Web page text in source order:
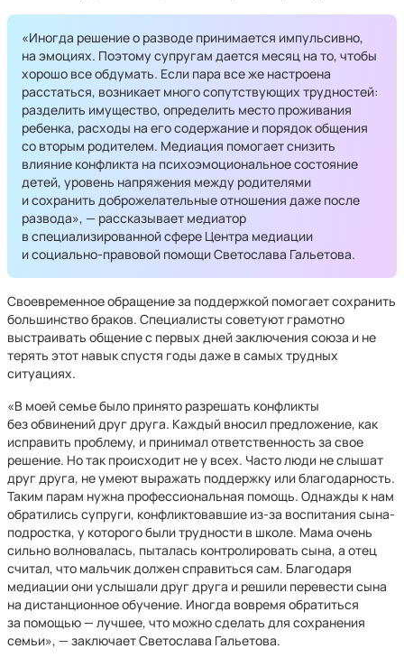
«Иногда решение о разводе принимается импульсивно,
на эмоциях. Поэтому супругам дается месяц на то, чтобы
хорошо все обдумать. Если пара все же настроена
расстаться, возникает много сопутствующих трудностей:
разделить имущество, определить место проживания
ребенка, расходы на его содержание и порядок общения
со вторым родителем. Медиация помогает снизить
влияние конфликта на психоэмоциональное состояние
детей, уровень напряжения между родителями
и сохранить доброжелательные отношения даже после
развода», — рассказывает медиатор
в специализированной сфере Центра медиации
и социально-правовой помощи Светослава Гальетова.
Своевременное обращение за поддержкой помогает сохранить
большинство браков. Специалисты советуют грамотно
выстраивать общение с первых дней заключения союза и не
терять этот навык спустя годы даже в самых трудных
ситуациях.
«В моей семье было принято разрешать конфликты
без обвинений друг друга. Каждый вносил предложение, как
исправить проблему, и принимал ответственность за свое
решение. Но так происходит не у всех. Часто люди не слышат
друг друга, не умеют выражать поддержку или благодарность.
Таким парам нужна профессиональная помощь. Однажды к нам
обратились супруги, конфликтовавшие из-за воспитания сына-
подростка, у которого были трудности в школе. Мама очень
сильно волновалась, пыталась контролировать сына, а отец
считал, что мальчик должен справиться сам. Благодаря
медиации они услышали друг друга и решили перевести сына
на дистанционное обучение. Иногда вовремя обратиться
за помощью — лучшее, что можно сделать для сохранения
семьи», — заключает Светослава Гальетова.